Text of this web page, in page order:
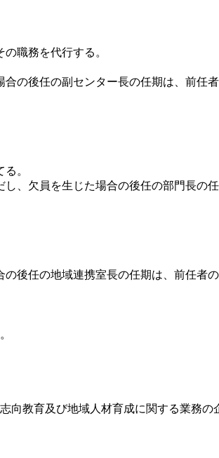
職務を代行する。
の後任の副センター長の任期は、前任者
。
欠員を生じた場合の後任の部門長の任
後任の地域連携室長の任期は、前任者の
教育及び地域人材育成に関する業務の